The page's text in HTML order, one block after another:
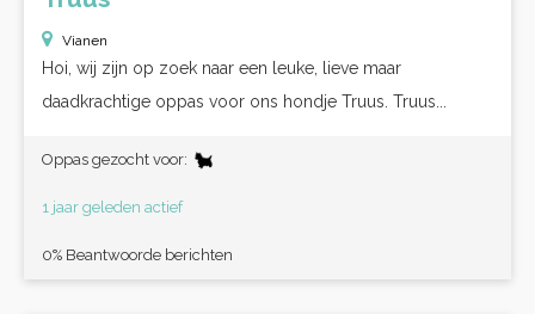
Vianen
Hoi, wij zijn op zoek naar een leuke, lieve maar
daadkrachtige oppas voor ons hondje Truus. Truus...
Oppas gezocht voor:
1 jaar geleden actief
0% Beantwoorde berichten